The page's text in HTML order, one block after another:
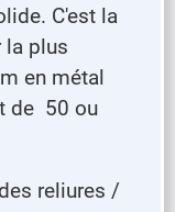
C'est la
la plus
en métal
de 50 ou
reliures /